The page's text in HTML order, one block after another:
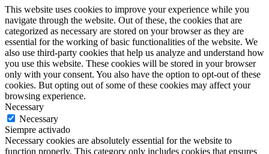
This website uses cookies to improve your experience while you
navigate through the website. Out of these, the cookies that are
categorized as necessary are stored on your browser as they are
essential for the working of basic functionalities of the website. We
also use third-party cookies that help us analyze and understand how
you use this website. These cookies will be stored in your browser
only with your consent. You also have the option to opt-out of these
cookies. But opting out of some of these cookies may affect your
browsing experience.
Necessary
Necessary
Siempre activado
Necessary cookies are absolutely essential for the website to
function properly. This category only includes cookies that ensures